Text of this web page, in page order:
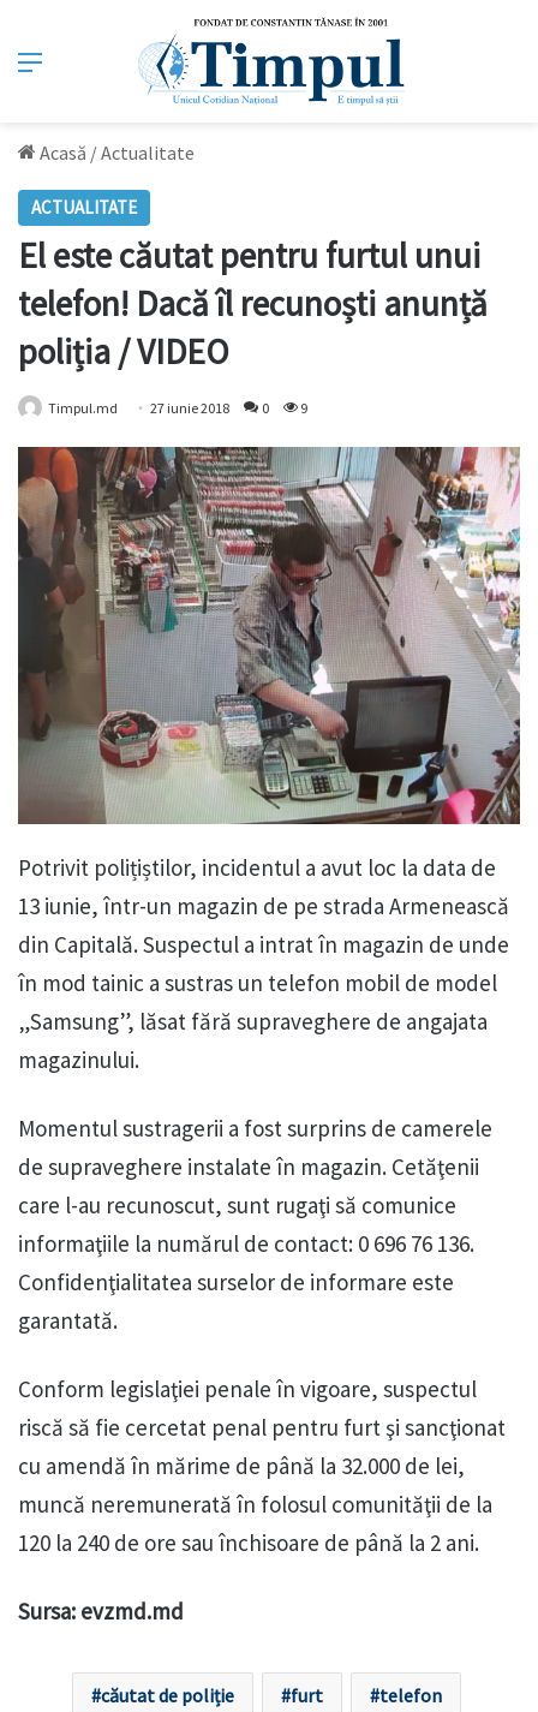
Meniu
Acasă /Actualitate
ACTUALITATE
El este căutat pentru furtul unui
telefon! Dacă îl recunoști anunță
poliția / VIDEO
Timpul.md 27 iunie 2018 0 9
Potrivit polițiștilor, incidentul a avut loc la data de
13 iunie, într-un magazin de pe strada Armenească
din Capitală. Suspectul a intrat în magazin de unde
în mod tainic a sustras un telefon mobil de model
„Samsung”, lăsat fără supraveghere de angajata
magazinului.
Momentul sustragerii a fost surprins de camerele
de supraveghere instalate în magazin. Cetăţenii
care l-au recunoscut, sunt rugaţi să comunice
informaţiile la numărul de contact: 0 696 76 136.
Confidenţialitatea surselor de informare este
garantată.
Conform legislaţiei penale în vigoare, suspectul
riscă să fie cercetat penal pentru furt şi sancţionat
cu amendă în mărime de până la 32.000 de lei,
muncă neremunerată în folosul comunităţii de la
120 la 240 de ore sau închisoare de până la 2 ani.
Sursa: evzmd.md
căutat de poliție furt telefon